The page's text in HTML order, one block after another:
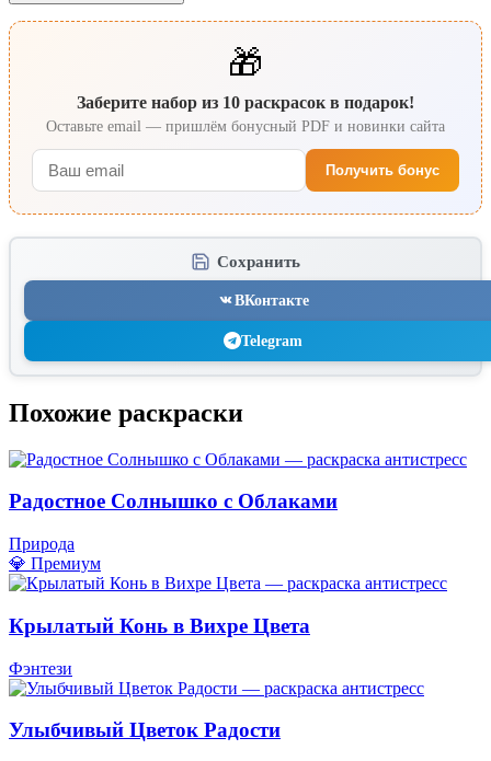
🎁
Заберите набор из 10 раскрасок в подарок!
Оставьте email — пришлём бонусный PDF и новинки сайта
Получить бонус
Сохранить
ВКонтакте
Telegram
Похожие раскраски
Радостное Солнышко с Облаками
Природа
💎 Премиум
Крылатый Конь в Вихре Цвета
Фэнтези
Улыбчивый Цветок Радости